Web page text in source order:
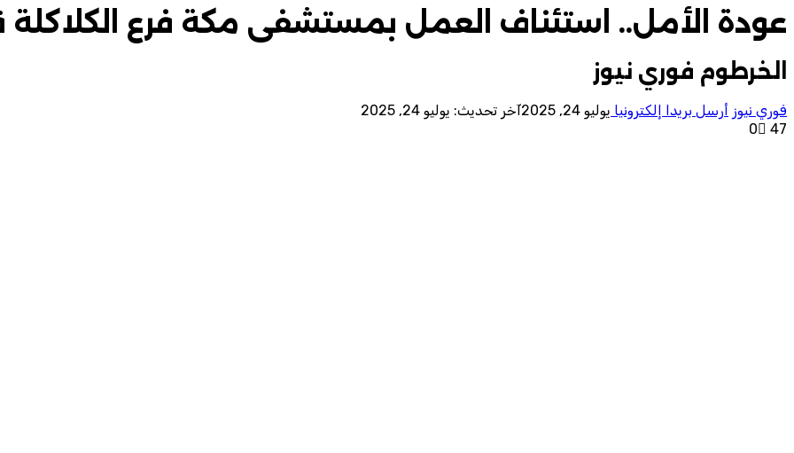
عودة الأمل.. استئناف العمل بمستشفى مكة فرع الكلاكلة
الخرطوم فوري نيوز
فوري نيوز أرسل بريدا إلكترونيا يوليو 24, 2025
آخر تحديث: يوليو 24, 2025
0
47